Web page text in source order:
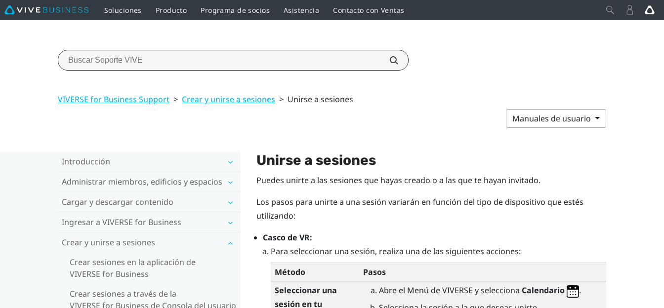
Soluciones Producto Programa de socios Asistencia Contacto con Ventas
VIVERSE for Business Support > Crear y unirse a sesiones > Unirse a sesiones
Manuales de usuario
Introducción
Administrar miembros, edificios y espacios
Cargar y descargar contenido
Ingresar a VIVERSE for Business
Crear y unirse a sesiones
Crear sesiones en la aplicación de
VIVERSE for Business
Crear sesiones a través de la
VIVERSE for Business de Consola del usuario
Unirse a sesiones
Puedes unirte a las sesiones que hayas creado o a las que te hayan invitado.
Los pasos para unirte a una sesión variarán en función del tipo de dispositivo que estés
utilizando:
Casco de VR:
Para seleccionar una sesión, realiza una de las siguientes acciones:
Método
Pasos
Seleccionar una
sesión en tu
Abre el Menú de VIVERSE y selecciona Calendario
.